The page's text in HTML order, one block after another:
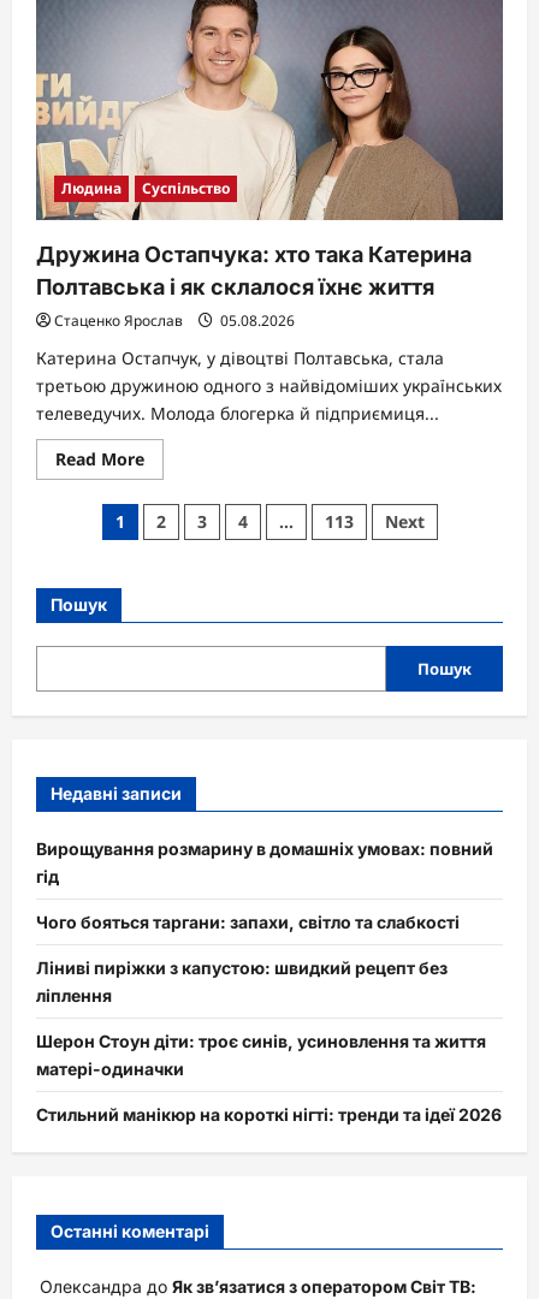
Маратівна:
біографія,
кар’єра
публічний
статус
Людина Суспільство
Дружина Остапчука: хто така Катерина
Полтавська і як склалося їхнє життя
Стаценко Ярослав 05.08.2026
Катерина Остапчук, у дівоцтві Полтавська, стала
третьою дружиною одного з найвідоміших українських
телеведучих. Молода блогерка й підприємиця...
Read MoreRead
more
Дружина
Остапчука:
хто
як
склалося
Пагінація
1 2 3 4 … 113 Next
Пошук
Пошук
Недавні записи
Вирощування розмарину в домашніх умовах: повний
гід
Чого бояться таргани: запахи, світло та слабкості
Ліниві пиріжки з капустою: швидкий рецепт без
ліплення
Шерон Стоун діти: троє синів, усиновлення та життя
матері-одиначки
Стильний манікюр на короткі нігті: тренди та ідеї 2026
Останні коментарі
Олександра до Як зв’язатися з оператором Світ ТВ: